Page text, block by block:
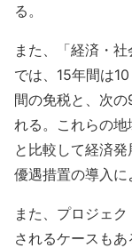
る。
また、「経済・
では、15年間は
間の免税と、次
れる。これらの
と比較して経済
優遇措置の導入に
また、プロジェ
されるケースも